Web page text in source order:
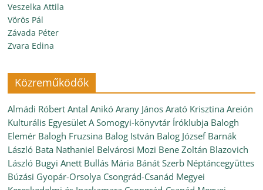
Veszelka Attila
Vörös Pál
Závada Péter
Zvara Edina
Közreműködők
Almádi Róbert Antal Anikó Arany János Arató Krisztina Areión
Kulturális Egyesület A Somogyi-könyvtár Íróklubja Balogh
Elemér Balogh Fruzsina Balog István Balog József Barnák
László Bata Nathaniel Belvárosi Mozi Bene Zoltán Blazovich
László Bugyi Anett Bullás Mária Bánát Szerb Néptáncegyüttes
Búzási Gyopár-Orsolya Csongrád-Csanád Megyei